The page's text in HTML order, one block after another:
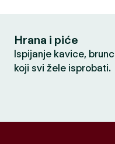
Hrana i piće
Ispijanje kavice,
koji svi žele isprobati.